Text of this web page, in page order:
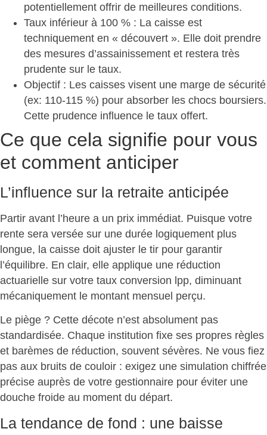
potentiellement offrir de meilleures conditions.
Taux inférieur à 100 % : La caisse est
techniquement en « découvert ». Elle doit prendre
des mesures d’assainissement et restera très
prudente sur le taux.
Objectif : Les caisses visent une marge de sécurité
(ex: 110-115 %) pour absorber les chocs boursiers.
Cette prudence influence le taux offert.
Ce que cela signifie pour vous
et comment anticiper
L’influence sur la retraite anticipée
Partir avant l’heure a un prix immédiat. Puisque votre
rente sera versée sur une durée logiquement plus
longue, la caisse doit ajuster le tir pour garantir
l’équilibre. En clair, elle applique une réduction
actuarielle sur votre taux conversion lpp, diminuant
mécaniquement le montant mensuel perçu.
Le piège ? Cette décote n’est absolument pas
standardisée. Chaque institution fixe ses propres règles
et barèmes de réduction, souvent sévères. Ne vous fiez
pas aux bruits de couloir : exigez une simulation chiffrée
précise auprès de votre gestionnaire pour éviter une
douche froide au moment du départ.
La tendance de fond : une baisse